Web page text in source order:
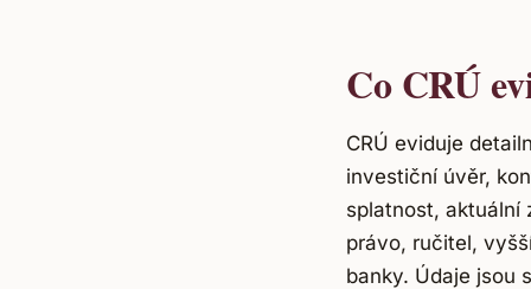
Co CRÚ
CRÚ eviduje
investiční úvěr,
splatnost, aktuální
právo, ručitel,
banky. Údaje jsou